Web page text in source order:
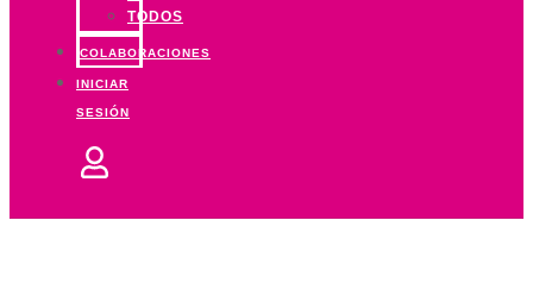
TODOS
COLABORACIONES
INICIAR
SESIÓN